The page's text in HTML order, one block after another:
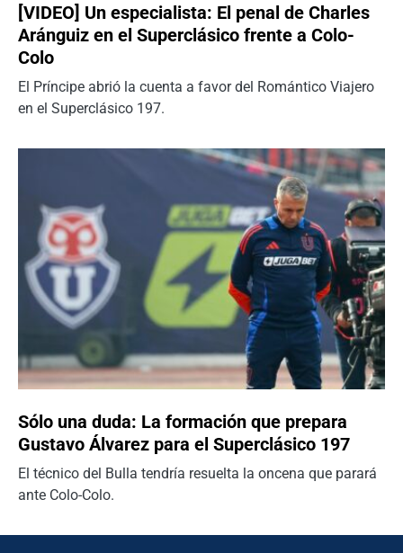
[VIDEO] Un especialista: El penal de Charles
Aránguiz en el Superclásico frente a Colo-
Colo
El Príncipe abrió la cuenta a favor del Romántico Viajero
en el Superclásico 197.
Sólo una duda: La formación que prepara
Gustavo Álvarez para el Superclásico 197
El técnico del Bulla tendría resuelta la oncena que parará
ante Colo-Colo.